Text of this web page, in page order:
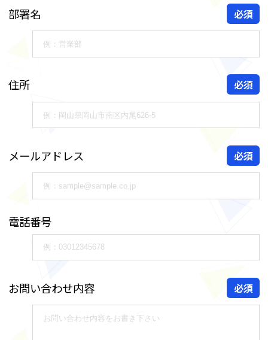
部署名 必須
住所 必須
メールアドレス 必須
電話番号
お問い合わせ内容 必須